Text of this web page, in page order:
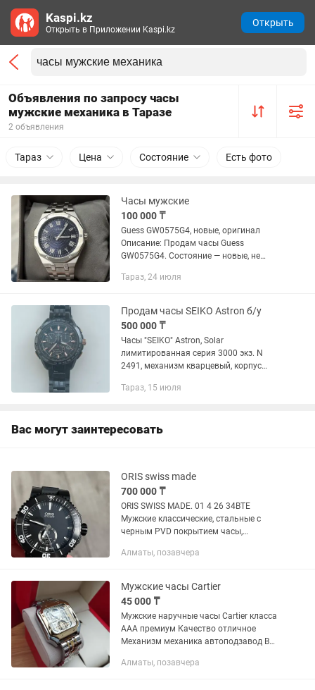
Объявления по запросу часы
мужские механика в Таразе
2 объявления
Тараз Цена Состояние Есть фото
Часы мужские
100 000 ₸
Guess GW0575G4, новые, оригинал
Описание: Продам часы Guess
GW0575G4. Состояние — новые, не
комплект: часы, коробка, бирки.
Модель:...
Тараз, 24 июля
Продам часы SEIKO Astron б/у
500 000 ₸
Часы "SEIKO" Astron, Solar
лимитированная серия 3000 экз. N
2491, механизм кварцевый, корпус
напылением. Сапфировое стекло.
Тараз, 15 июля
Вас могут заинтересовать
ORIS swiss made
700 000 ₸
ORIS SWISS MADE. 01 4 26 34BTE
Мужские классические, стальные с
черным PVD покрытием часы,
размер корпуса 46 мм, черный
м, сапфировое...
Алматы, позавчера
Мужские часы Cartier
45 000 ₸
Мужские наручные часы Cartier класса
ААА премиум Качество отличное
Механизм механика автоподзавод В
расцветок
Алматы, позавчера
Kaspi.kz
Открыть в Приложении Kaspi.kz
Открыть